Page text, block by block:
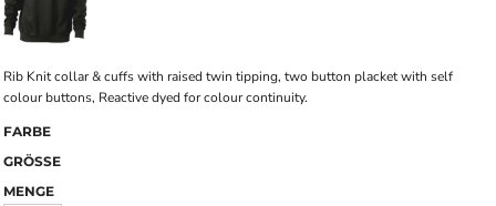
Rib Knit collar & cuffs with raised twin tipping, two button placket with self
colour buttons, Reactive dyed for colour continuity.
FARBE
GRÖSSE
MENGE